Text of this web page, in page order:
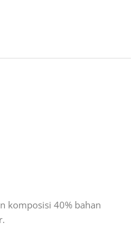
komposisi 40% bahan